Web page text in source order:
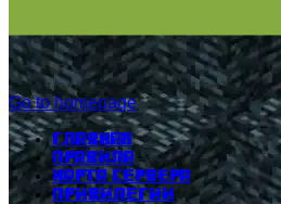
Go to homepage
Главная
Правила
Карта сервера
Привилегии